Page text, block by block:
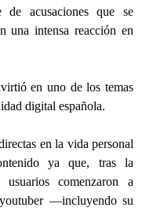
acusaciones que se
una intensa reacción en
en uno de los temas
digital española.
en la vida personal
ya que, tras la
comenzaron a
—incluyendo su